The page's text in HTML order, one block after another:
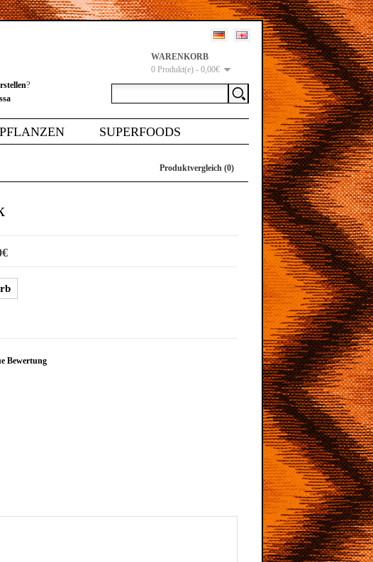
WARENKORB
0 Produkt(e) - 0,00€
?
PFLANZEN SUPERFOODS
Produktvergleich (0)
Bewertung